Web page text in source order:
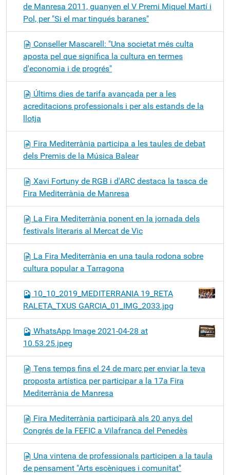
de Manresa 2011, guanyen el V Premi Miquel Martí i
Pol, per "Si el mar tingués baranes"
Conseller Mascarell: "Una societat més culta
aposta pel que significa la cultura en termes
d'economia i de progrés"
Últims dies de tarifa avançada per a les
acreditacions professionals i per als estands de la
llotja
Fira Mediterrània participa a les taules de debat
dels Premis de la Música Balear
Xavi Fortuny de RGB i d'ARC destaca la tasca de
Fira Mediterrània de Manresa
La Fira Mediterrània ponent en la jornada dels
festivals literaris al Mercat de Vic
La Fira Mediterrània en una taula rodona sobre
cultura popular a Tarragona
10_10_2019_MEDITERRANIA 19_RETA
RALETA_TXUS GARCIA_01_IMG_2033.jpg
WhatsApp Image 2021-04-28 at
10.53.25.jpeg
Tens temps fins el 24 de març per enviar la teva
proposta artística per participar a la 17a Fira
Mediterrània de Manresa
Fira Mediterrània participarà als 20 anys del
Congrés de la FEFIC a Vilafranca del Penedès
Una vintena de professionals participen a la taula
de pensament "Arts escèniques i comunitat"